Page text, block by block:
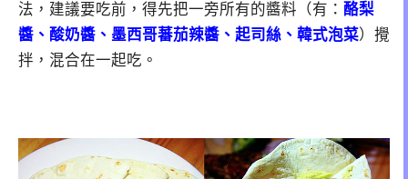
法，建議要吃前，得先把一旁所有的醬料（有： 酪梨
醬、酸奶醬、墨西哥蕃茄辣醬、起司絲、韓式泡菜）攪
拌，混合在一起吃。